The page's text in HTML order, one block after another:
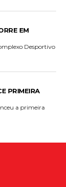
EM
Desportivo
PRIMEIRA
a primeira